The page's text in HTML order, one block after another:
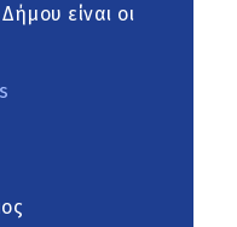
είναι οι